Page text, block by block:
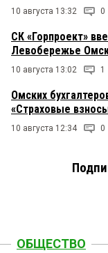
10 августа 13:32 0
СК «Горпроект»
Левобережье
10 августа 13:02 1
Омских
«Страховые
10 августа 12:34 0
ОБЩЕСТВО